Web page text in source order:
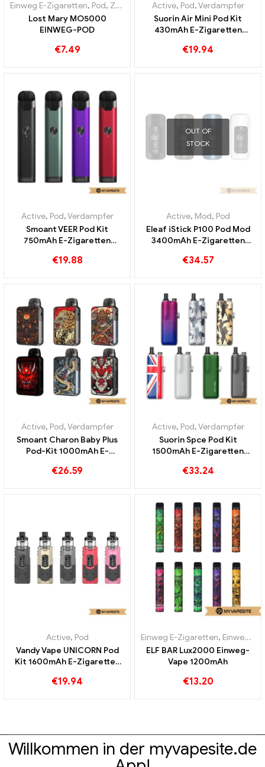
Einweg E-Zigaretten, Pod, Zollfreie Waren
Lost Mary MO5000
EINWEG-POD
€7.49
Active, Pod,Verdampfer
Suorin Air Mini Pod Kit
430mAh E-Zigaretten
€19.94
Active, Pod,Verdampfer
Smoant VEER Pod Kit
750mAh E-Zigaretten
€19.88
OUT OF
STOCK
Active, Mod, Pod
Eleaf iStick P100 Pod Mod
3400mAh E-Zigaretten
€34.57
Active, Pod,Verdampfer
Smoant Charon Baby Plus
Pod-Kit 1000mAh E-
Custom
€26.59
Active, Pod,Verdampfer
Suorin Spce Pod Kit
1500mAh E-Zigaretten
€33.24
Active, Pod
Vandy Vape UNICORN Pod
Kit 1600mAh E-Zigaretten
€19.94
Einweg E-Zigaretten, Einweg-E-Zigaretten Schweden
ELF BAR Lux2000 Einweg-
Vape 1200mAh
€13.20
Willkommen in der myvapesite.de